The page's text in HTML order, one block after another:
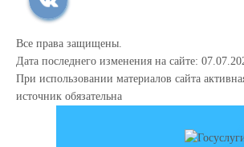
Все права защищены.
Дата последнего изменения на сайте:
При использовании материалов сайта
источник обязательна